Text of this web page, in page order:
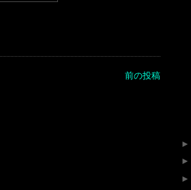
前の投稿
►
►
►